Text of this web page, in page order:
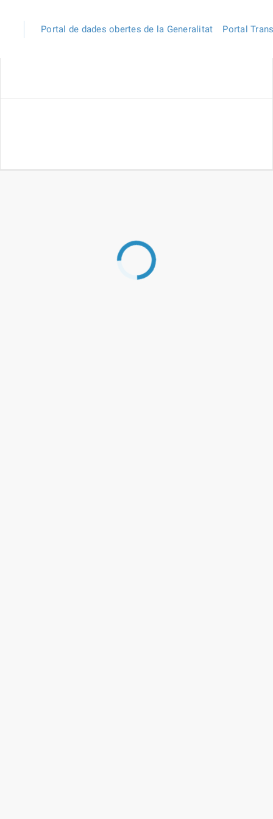
Portal de dades obertes de la Generalitat Portal